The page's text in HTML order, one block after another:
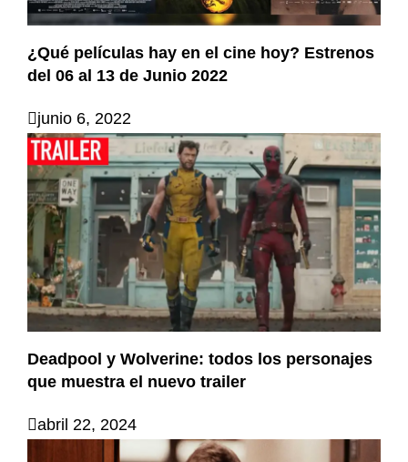
¿Qué películas hay en el cine hoy? Estrenos
del 06 al 13 de Junio 2022
junio 6, 2022
Deadpool y Wolverine: todos los personajes
que muestra el nuevo trailer
abril 22, 2024